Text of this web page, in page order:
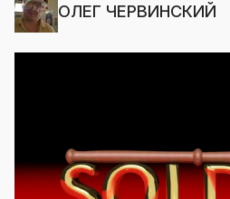
ОЛЕГ ЧЕРВИНСКИЙ